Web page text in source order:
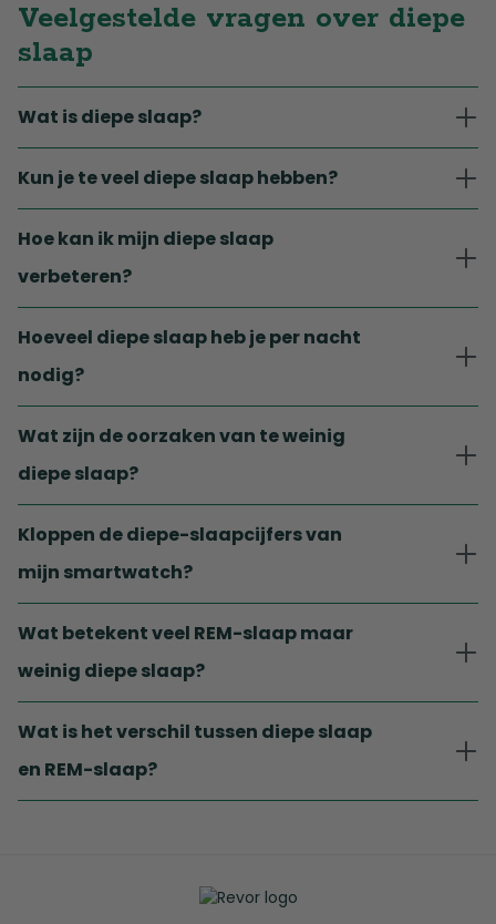
Veelgestelde vragen over diepe
slaap
Wat is diepe slaap?
Kun je te veel diepe slaap hebben?
Hoe kan ik mijn diepe slaap
verbeteren?
Hoeveel diepe slaap heb je per nacht
nodig?
Wat zijn de oorzaken van te weinig
diepe slaap?
Kloppen de diepe-slaapcijfers van
mijn smartwatch?
Wat betekent veel REM-slaap maar
weinig diepe slaap?
Wat is het verschil tussen diepe slaap
en REM-slaap?